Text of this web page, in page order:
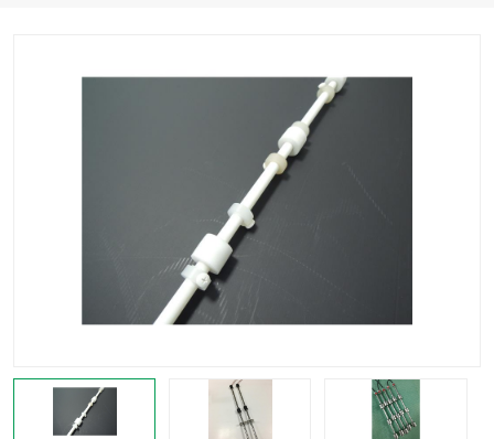
油位表
浮球阀
转速表